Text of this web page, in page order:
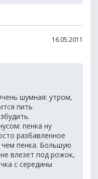
16.05.2011
шумная: утром,
пить
пенка ну
разбавленное
пенка. Большую
влезет под рожок,
с середины